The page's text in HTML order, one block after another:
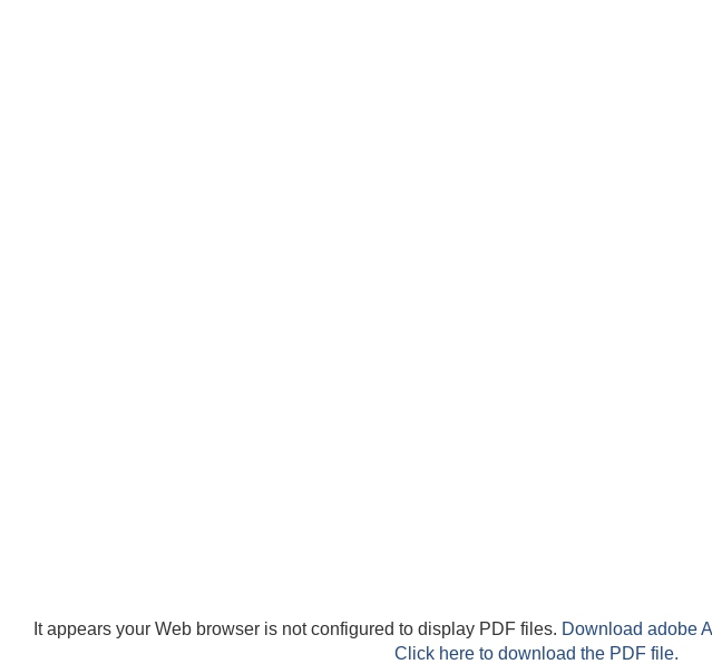
It appears your Web browser is not configured to display PDF files. Download adobe
Click here to download the PDF file.